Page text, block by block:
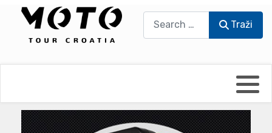
Traži
UmPaDrum
Damir Žerić - ELPASSO